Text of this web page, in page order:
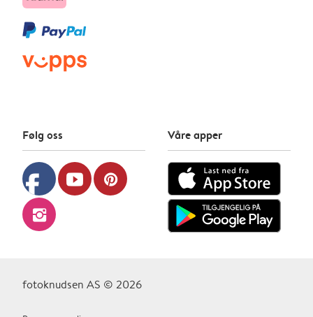
Følg oss
facebook youtube pinterest
instagram
Våre apper
fotoknudsen AS © 2026